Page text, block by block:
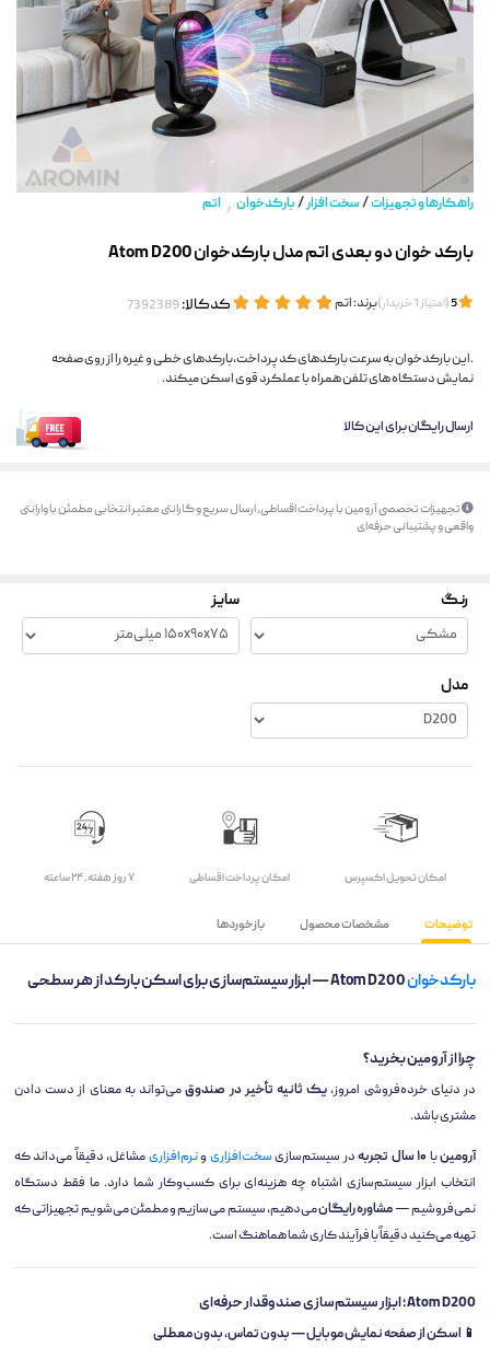
راهکارها و تجهیزات/سخت افزار/بارکدخوان / اتم
بارکد خوان دو بعدی اتم مدل بارکدخوان Atom D200
(امتیاز1خریدار)برند:اتم کدکالا:
.این بارکدخوان به سرعت بارکدهای کد پرداخت،بارکدهای خطی و غیره را از روی صفحه
نمایش دستگاه های تلفن همراه با عملکرد قوی اسکن میکند.
ارسال رایگان برای این کالا
تجهیزات تخصصی آرومین با پرداخت اقساطی، ارسال سریع و گارانتی معتبر انتخابی مطمئن با وارانتی
واقعی و پشتیبانی حرفه‌ای
رنگ سایز
مدل
اﻣﮑﺎن ﺗﺤﻮﯾﻞ اﮐﺴﭙﺮس امکان پرداخت اقساطی ۷ روز ﻫﻔﺘﻪ، ۲۴ ﺳﺎﻋﺘﻪ
توضیحات مشخصات محصول بازخوردها
بارکدخوانAtom D200 — ابزار سیستم‌سازی برای اسکن بارکد از هر سطحی
چرا از آرومین بخرید؟
در دنیای خرده‌فروشی امروز، یک ثانیه تأخیر در صندوقمی‌تواند به معنای از دست دادن
مشتری باشد.
آرومینبا۱۰ سال تجربه در سیستم‌سازیسخت‌افزاری ونرم‌افزاریمشاغل، دقیقاً می‌داند که
انتخاب ابزار سیستم‌سازی اشتباه چه هزینه‌ای برای کسب‌وکار شما دارد. ما فقط دستگاه
نمی‌فروشیم —مشاوره رایگانمی‌دهیم، سیستم می‌سازیم و مطمئن می‌شویم تجهیزاتی که
تهیه می‌کنید دقیقاً با فرآیند کاری شما هماهنگ است.
Atom D200؛ ابزار سیستم‌سازی صندوقدار حرفه‌ای
📱 اسکن از صفحه نمایش موبایل — بدون تماس، بدون معطلی